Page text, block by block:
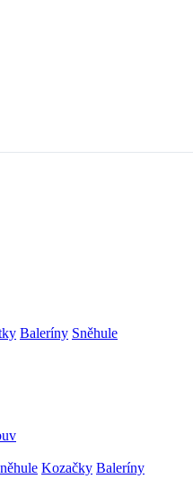
Baleríny Sněhule
Kozačky Baleríny